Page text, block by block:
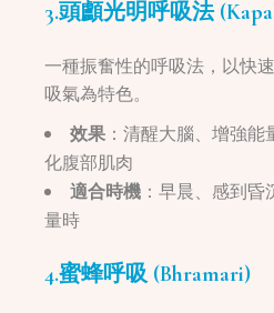
3.頭顱光明呼吸法
一種振奮性的呼吸法，以快
吸氣為特色。
效果 ：清醒大腦、增強
化腹部肌肉
適合時機 ：早晨、感到
量時
4.蜜蜂呼吸 (Bhramari)